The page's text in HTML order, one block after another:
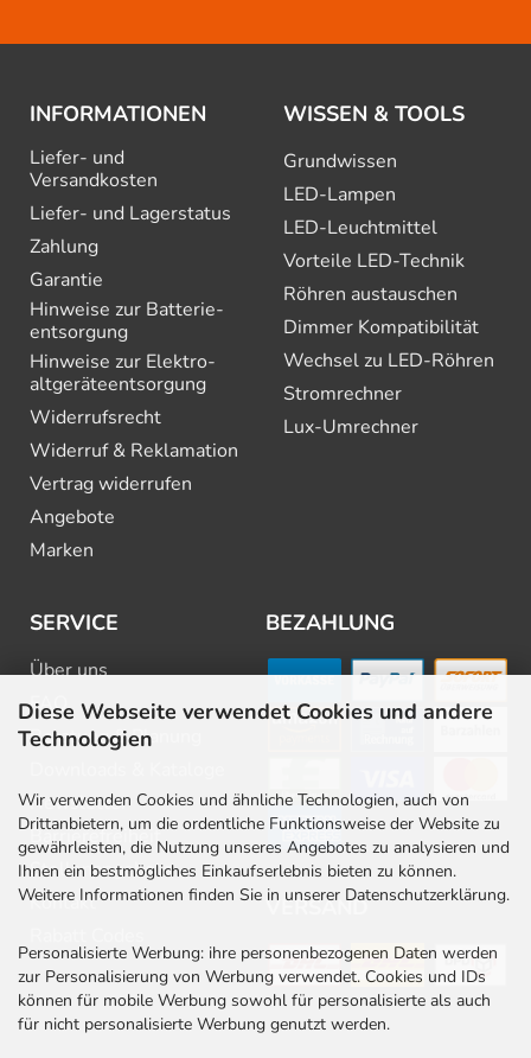
Diese Webseite verwendet Cookies und andere
Technologien
Wir verwenden Cookies und ähnliche Technologien, auch von
Drittanbietern, um die ordentliche Funktionsweise der Website zu
gewährleisten, die Nutzung unseres Angebotes zu analysieren und
Ihnen ein bestmögliches Einkaufserlebnis bieten zu können.
Weitere Informationen finden Sie in unserer Datenschutzerklärung.
Personalisierte Werbung: ihre personenbezogenen Daten werden
zur Personalisierung von Werbung verwendet. Cookies und IDs
können für mobile Werbung sowohl für personalisierte als auch
für nicht personalisierte Werbung genutzt werden.
INFORMATIONEN
Liefer- und
Versandkosten
Liefer- und Lagerstatus
Zahlung
Garantie
Hinweise zur Batterie­
entsorgung
Hinweise zur Elektro­
altgeräte­entsorgung
Widerrufsrecht
Widerruf & Reklamation
Vertrag widerrufen
Angebote
Marken
WISSEN & TOOLS
Grundwissen
LED-Lampen
LED-Leuchtmittel
Vorteile LED-Technik
Röhren austauschen
Dimmer Kompatibilität
Wechsel zu LED-Röhren
Stromrechner
Lux-Umrechner
SERVICE
Über uns
FAQ
Beratung & Planung
Newsletter
Barrierefreiheit
Stellenangebote
Kontakt
BEZAHLUNG
VERSAND